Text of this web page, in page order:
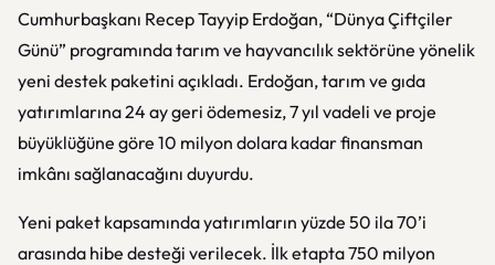
Cumhurbaşkanı Recep Tayyip Erdoğan, “Dünya Çiftçiler
Günü” programında tarım ve hayvancılık sektörüne yönelik
yeni destek paketini açıkladı. Erdoğan, tarım ve gıda
yatırımlarına 24 ay geri ödemesiz, 7 yıl vadeli ve proje
büyüklüğüne göre 10 milyon dolara kadar finansman
imkânı sağlanacağını duyurdu.
Yeni paket kapsamında yatırımların yüzde 50 ila 70’i
arasında hibe desteği verilecek. İlk etapta 750 milyon